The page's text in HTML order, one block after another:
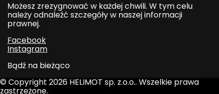
Możesz zrezygnować w każdej chwili. W tym celu
należy odnaleźć szczegóły w naszej informacji
prawnej.
Facebook
Instagram
Bądź na bieżąco
© Copyright 2026 HELIMOT sp. z.o.o.. Wszelkie prawa
zastrzeżone.